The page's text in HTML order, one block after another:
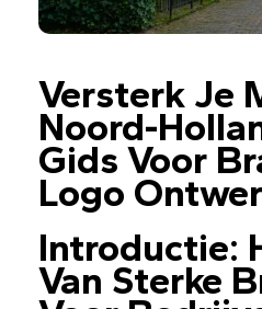
Versterk Je
Noord-
Gids Voor
Logo
Introductie:
Van Sterke